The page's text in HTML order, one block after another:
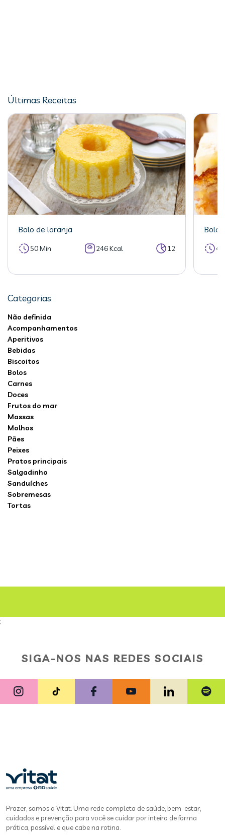
Últimas Receitas
Bolo de laranja
50 Min 246 Kcal 12
Bolo
Categorias
Não definida
Acompanhamentos
Aperitivos
Bebidas
Biscoitos
Bolos
Carnes
Doces
Frutos do mar
Massas
Molhos
Pães
Peixes
Pratos principais
Salgadinho
Sanduíches
Sobremesas
Tortas
;
SIGA-NOS NAS REDES SOCIAIS
Prazer, somos a Vitat. Uma rede completa de saúde, bem-estar,
cuidados e prevenção para você se cuidar por inteiro de forma
prática, possível e que cabe na rotina.